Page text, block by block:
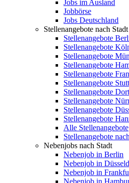
Jobs im Ausland
Jobbörse
Jobs Deutschland
Stellenangebote nach Stadt
Stellenangebote
Stellenangebote
Stellenangebote
Stellenangebote
Stellenangebote
Stellenangebote
Stellenangebote
Stellenangebote
Stellenangebote
Stellenangebote
Alle Stellenangebote
Stellenangebote
Nebenjobs nach Stadt
Nebenjob in Berlin
Nebenjob in
Nebenjob in
Nebenjob in